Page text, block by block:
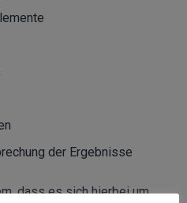
der Ergebnisse
dass es sich hierbei um